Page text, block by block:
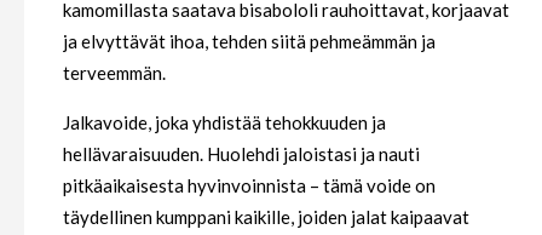
kamomillasta saatava bisabololi rauhoittavat, korjaavat
ja elvyttävät ihoa, tehden siitä pehmeämmän ja
terveemmän.
Jalkavoide, joka yhdistää tehokkuuden ja
hellävaraisuuden. Huolehdi jaloistasi ja nauti
pitkäaikaisesta hyvinvoinnista – tämä voide on
täydellinen kumppani kaikille, joiden jalat kaipaavat